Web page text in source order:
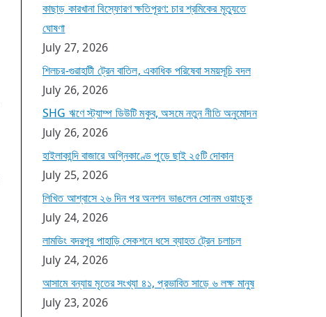
কাছাড় কারখানা বিস্ফোরণ ক্ষতিপূরণ: চার শ্রমিকের মৃত্যুতে
ঘোষণা
July 27, 2026
শিলচর-গুৱাহাটী ট্রেন বাতিল, একাধিক পরিষেবা সময়সূচি বদল
July 26, 2026
SHG ঋণে স্ট্যাম্প ডিউটি মকুব, অসমে নতুন নীতি অনুমোদন
July 26, 2026
হাইলাকান্দি বাজারে অগ্নিকাণ্ডে পুড়ে ছাই ২৫টি দোকান
July 25, 2026
লিখিত আশ্বাসে ২৬ দিন পর অনশন ভাঙলেন সোনম ওয়াংচুক
July 24, 2026
লামডিং বদরপুর পাহাড়ি সেকশনে ধসে ব্যাহত ট্রেন চলাচল
July 24, 2026
আসামে বন্যায় মৃতের সংখ্যা ৪১, প্রভাবিত সাড়ে ৬ লক্ষ মানুষ
July 23, 2026